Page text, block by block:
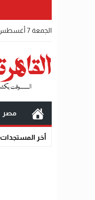
الجمعة 7 أغسطس 2026 - 19:03 مساءً
مصر
أخر المستجدات
شروط الالتحاق بكلية الشرطة 2026-2027: أربعة محاذير قانونية واجتماعية تحرم المتقدمين من القبول رسميًا